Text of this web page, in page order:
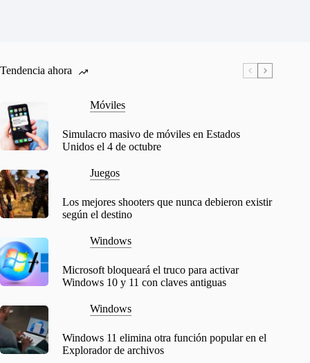
Tendencia ahora
Móviles
Simulacro masivo de móviles en Estados
Unidos el 4 de octubre
Juegos
Los mejores shooters que nunca debieron existir
según el destino
Windows
Microsoft bloqueará el truco para activar
Windows 10 y 11 con claves antiguas
Windows
Windows 11 elimina otra función popular en el
Explorador de archivos